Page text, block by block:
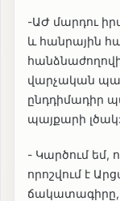
-️ԱԺ մարդու
և հանրային
վարչական
ընդդիմադիր
պայքարի լծակ:
-️ Կարծում եմ,
որոշվում է